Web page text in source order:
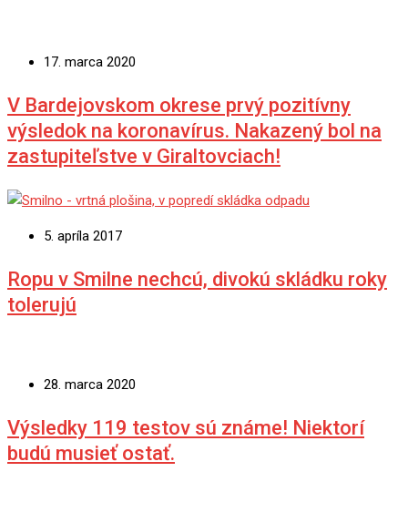
17. marca 2020
V Bardejovskom okrese prvý pozitívny
výsledok na koronavírus. Nakazený bol na
zastupiteľstve v Giraltovciach!
5. apríla 2017
Ropu v Smilne nechcú, divokú skládku roky
tolerujú
28. marca 2020
Výsledky 119 testov sú známe! Niektorí
budú musieť ostať.